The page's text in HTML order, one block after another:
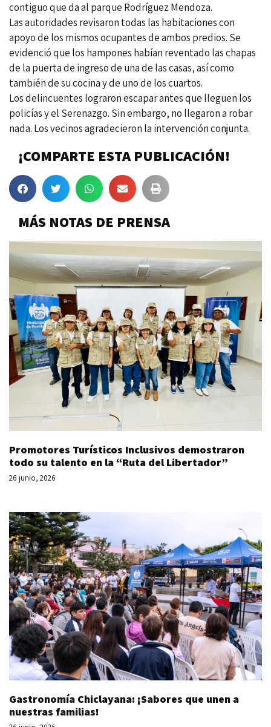
contiguo que da al parque Rodríguez Mendoza.
Las autoridades revisaron todas las habitaciones con
apoyo de los mismos ocupantes de ambos predios. Se
evidenció que los hampones habían reventado las chapas
de la puerta de ingreso de una de las casas, así como
también de su cocina y de uno de los cuartos.
Los delincuentes lograron escapar antes que lleguen los
policías y el Serenazgo. Sin embargo, no llegaron a robar
nada. Los vecinos agradecieron la intervención conjunta.
¡COMPARTE ESTA PUBLICACIÓN!
MÁS NOTAS DE PRENSA
Promotores Turísticos Inclusivos demostraron
todo su talento en la “Ruta del Libertador”
26 junio, 2026
Gastronomía Chiclayana: ¡Sabores que unen a
nuestras familias!